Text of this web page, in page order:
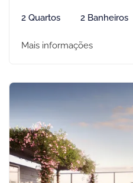
2 Quartos 2 Banheiros
Mais informações